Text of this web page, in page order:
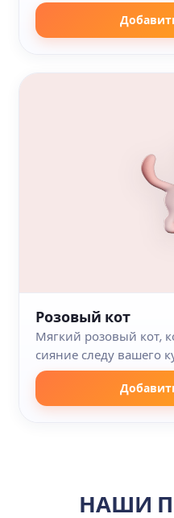
Розовый кот
Мягкий розовый кот,
сияние следу вашего
НАШИ